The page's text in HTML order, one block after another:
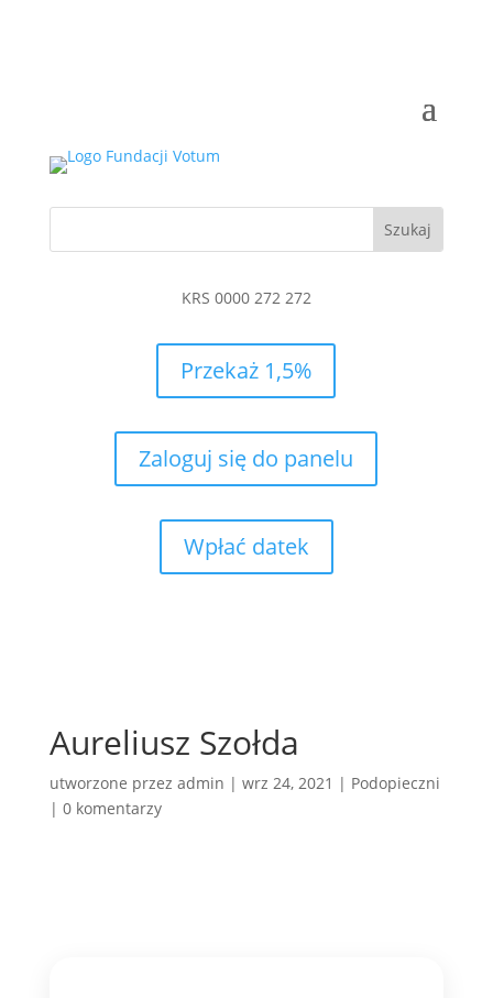
KRS 0000 272 272
Przekaż 1,5%
Zaloguj się do panelu
Wpłać datek
Aureliusz Szołda
utworzone przez admin | wrz 24, 2021 | Podopieczni
| 0 komentarzy